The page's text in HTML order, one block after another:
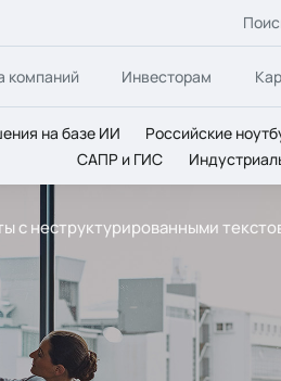
компаний Инвесторам
на базе ИИ Российские
САПР и ГИС
с неструктурированными